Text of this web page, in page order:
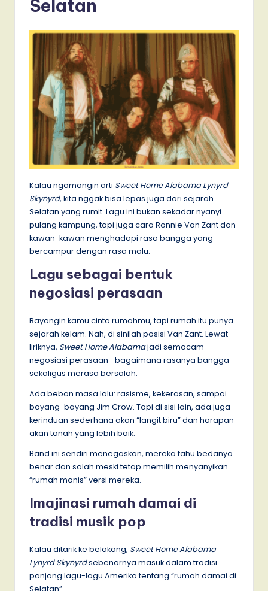
Selatan
Kalau ngomongin arti Sweet Home Alabama Lynyrd
Skynyrd, kita nggak bisa lepas juga dari sejarah
Selatan yang rumit. Lagu ini bukan sekadar nyanyi
pulang kampung, tapi juga cara Ronnie Van Zant dan
kawan-kawan menghadapi rasa bangga yang
bercampur dengan rasa malu.
Lagu sebagai bentuk
negosiasi perasaan
Bayangin kamu cinta rumahmu, tapi rumah itu punya
sejarah kelam. Nah, di sinilah posisi Van Zant. Lewat
liriknya, Sweet Home Alabamajadi semacam
negosiasi perasaan—bagaimana rasanya bangga
sekaligus merasa bersalah.
Ada beban masa lalu: rasisme, kekerasan, sampai
bayang-bayang Jim Crow. Tapi di sisi lain, ada juga
kerinduan sederhana akan “langit biru” dan harapan
akan tanah yang lebih baik.
Band ini sendiri menegaskan, mereka tahu bedanya
benar dan salah meski tetap memilih menyanyikan
“rumah manis” versi mereka.
Imajinasi rumah damai di
tradisi musik pop
Kalau ditarik ke belakang, Sweet Home Alabama
Lynyrd Skynyrdsebenarnya masuk dalam tradisi
panjang lagu-lagu Amerika tentang “rumah damai di
Selatan”.